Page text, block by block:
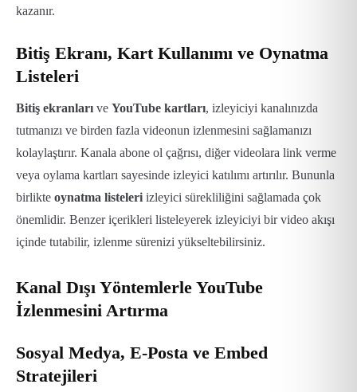
kazanır.
Bitiş Ekranı, Kart Kullanımı ve Oynatma
Listeleri
Bitiş ekranları ve YouTube kartları, izleyiciyi kanalınızda
tutmanızı ve birden fazla videonun izlenmesini sağlamanızı
kolaylaştırır. Kanala abone ol çağrısı, diğer videolara link verme
veya oylama kartları sayesinde izleyici katılımı artırılır. Bununla
birlikte oynatma listeleri izleyici sürekliliğini sağlamada çok
önemlidir. Benzer içerikleri listeleyerek izleyiciyi bir video akışı
içinde tutabilir, izlenme sürenizi yükseltebilirsiniz.
Kanal Dışı Yöntemlerle YouTube
İzlenmesini Artırma
Sosyal Medya, E-Posta ve Embed
Stratejileri